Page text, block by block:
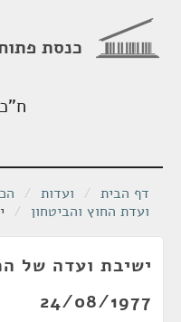
כנסת
דף הבית / ועדות /
ועדת החוץ והביטחון /
24/08/1977